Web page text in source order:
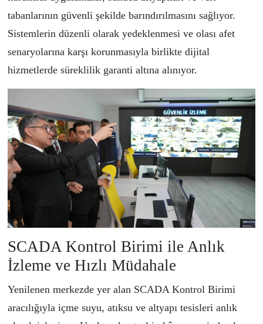
tabanlarının güvenli şekilde barındırılmasını sağlıyor.
Sistemlerin düzenli olarak yedeklenmesi ve olası afet
senaryolarına karşı korunmasıyla birlikte dijital
hizmetlerde süreklilik garanti altına alınıyor.
SCADA Kontrol Birimi ile Anlık
İzleme ve Hızlı Müdahale
Yenilenen merkezde yer alan SCADA Kontrol Birimi
aracılığıyla içme suyu, atıksu ve altyapı tesisleri anlık